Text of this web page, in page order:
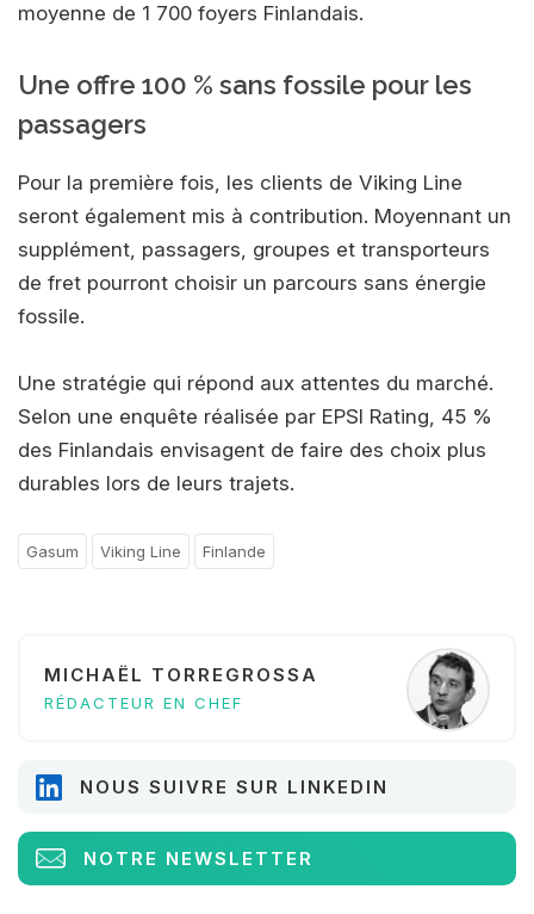
moyenne de 1 700 foyers Finlandais.
Une offre 100 % sans fossile pour les
passagers
Pour la première fois, les clients de Viking Line
seront également mis à contribution. Moyennant un
supplément, passagers, groupes et transporteurs
de fret pourront choisir un parcours sans énergie
fossile.
Une stratégie qui répond aux attentes du marché.
Selon une enquête réalisée par EPSI Rating, 45 %
des Finlandais envisagent de faire des choix plus
durables lors de leurs trajets.
Gasum Viking Line Finlande
MICHAËL TORREGROSSA
RÉDACTEUR EN CHEF
NOUS SUIVRE SUR LINKEDIN
NOTRE NEWSLETTER